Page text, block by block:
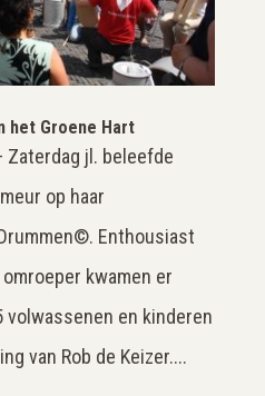
het Groene Hart
Zaterdag jl. beleefde
op haar
Enthousiast
kwamen er
volwassenen en kinderen
van Rob de Keizer....